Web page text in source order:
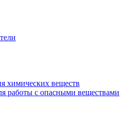
химических веществ
работы с опасными веществами